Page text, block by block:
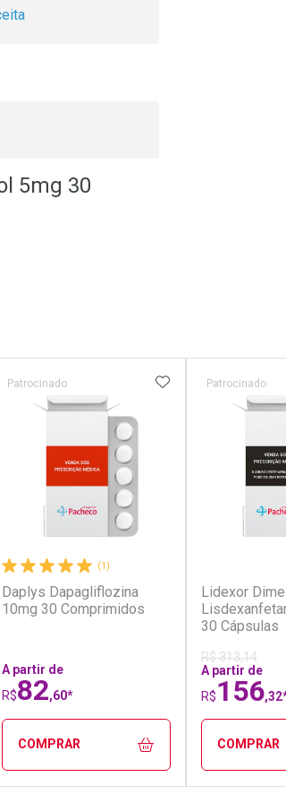
5mg 30
De Referência
AOS FAVORITOS
(1)
Daplys Dapagliflozina
10mg 30 Comprimidos
Patrocinado
A partir de
R$82,60*
ADICIONAR AOS
COMPRAR
Lidexor
30 Cápsulas
Patrocinado
R$ 313,14
A partir de
R$156
COMPRAR